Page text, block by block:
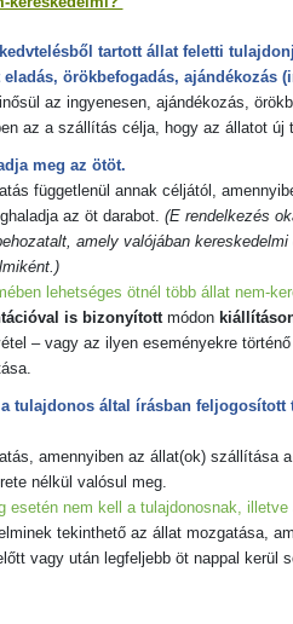
tartott állat feletti
örökbefogadás, ajándékozás
az ingyenesen, ajándékozás,
az a szállítás célja, hogy az állatot új
meg az ötöt.
függetlenül annak céljától,
az öt darabot. (E rendelkezés
amely valójában
lehetséges ötnél több állat nem-
is bizonyítottmódon
– vagy az ilyen eseményekre
tulajdonos által írásban feljogosított
amennyiben az állat(ok) szállítása
nélkül valósul meg.
esetén nem kell a tulajdonosnak,
tekinthető az állat mozgatása,
vagy után legfeljebb öt nappal kerül